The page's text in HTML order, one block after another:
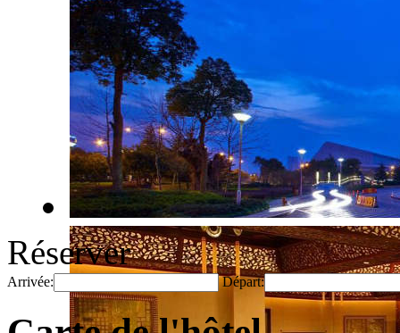
Réserver
Arrivée: Départ: